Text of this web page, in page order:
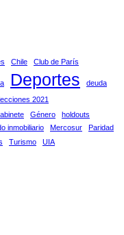
Chile Club de París
Deportes
deuda
2021
Género
holdouts
inmobiliario Mercosur
Paridad
Turismo UIA